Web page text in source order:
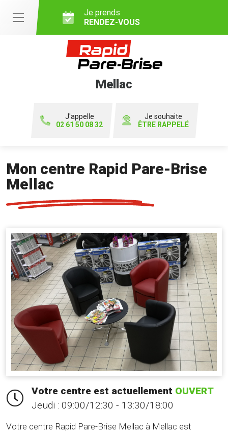
Je prends
RENDEZ-VOUS
Mellac
J'appelle
02 61 50 08 32
Je souhaite
ÊTRE RAPPELÉ
Mon centre Rapid Pare-Brise
Mellac
Votre centre est actuellement OUVERT
Jeudi : 09:00/12:30 - 13:30/18:00
Votre centre Rapid Pare-Brise Mellac à Mellac est